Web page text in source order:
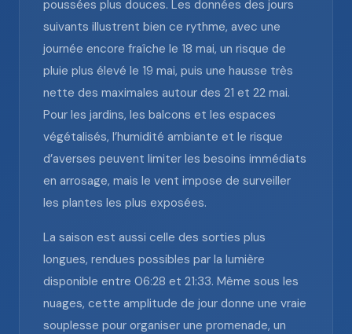
poussées plus douces. Les données des jours
suivants illustrent bien ce rythme, avec une
journée encore fraîche le 18 mai, un risque de
pluie plus élevé le 19 mai, puis une hausse très
nette des maximales autour des 21 et 22 mai.
Pour les jardins, les balcons et les espaces
végétalisés, l’humidité ambiante et le risque
d’averses peuvent limiter les besoins immédiats
en arrosage, mais le vent impose de surveiller
les plantes les plus exposées.
La saison est aussi celle des sorties plus
longues, rendues possibles par la lumière
disponible entre 06:28 et 21:33. Même sous les
nuages, cette amplitude de jour donne une vraie
souplesse pour organiser une promenade, un